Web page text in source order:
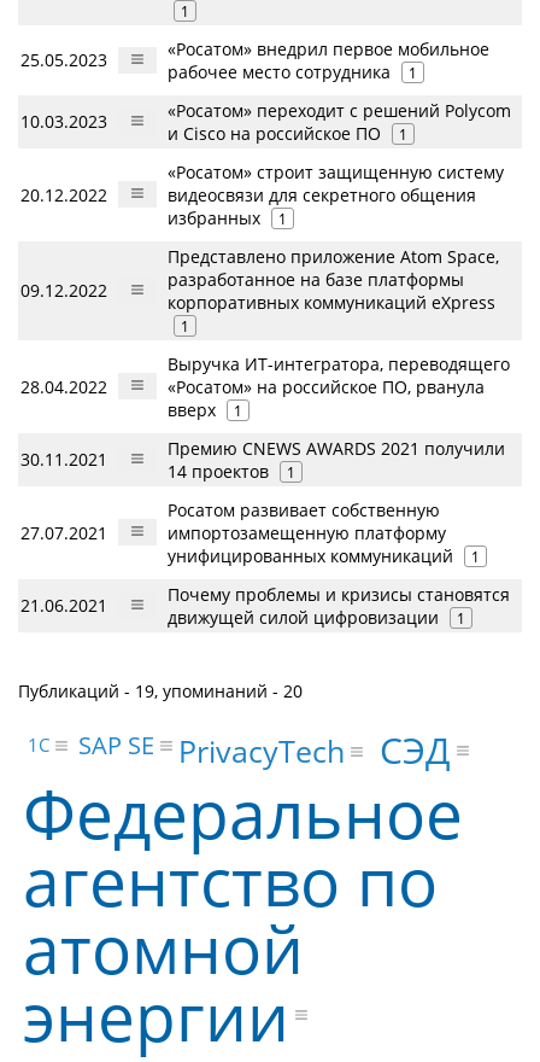
1
25.05.2023
«Росатом» внедрил первое мобильное
рабочее место сотрудника
1
10.03.2023
«Росатом» переходит с решений Polycom
и Cisco на российское ПО
1
20.12.2022
«Росатом» строит защищенную систему
видеосвязи для секретного общения
избранных
1
09.12.2022
Представлено приложение Atom Space,
разработанное на базе платформы
корпоративных коммуникаций eXpress
1
28.04.2022
Выручка ИТ-интегратора, переводящего
«Росатом» на российское ПО, рванула
вверх
1
30.11.2021
Премию CNEWS AWARDS 2021 получили
14 проектов
1
27.07.2021
Росатом развивает собственную
импортозамещенную платформу
унифицированных коммуникаций
1
21.06.2021
Почему проблемы и кризисы становятся
движущей силой цифровизации
1
Публикаций - 19, упоминаний - 20
Федеральное
агентство по
атомной
энергии
СЭД
PrivacyTech
SAP SE
1С